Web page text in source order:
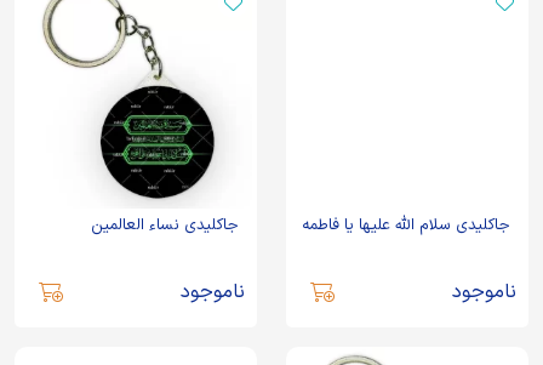
جاکلیدی سلام الله علیها یا فاطمه
ناموجود
جاکلیدی نساء العالمین
ناموجود